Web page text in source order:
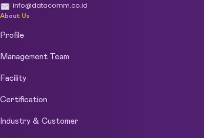
info@datacomm.co.id
About Us
Profile
Management Team
Facility
Certification
Industry & Customer